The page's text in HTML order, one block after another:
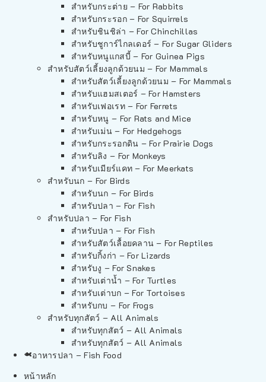
สำหรับกระต่าย – For Rabbits
สำหรับกระรอก – For Squirrels
สำหรับชินชิล่า – For Chinchillas
สำหรับชูการ์ไกลเดอร์ – For Sugar Gliders
สำหรับหนูแกสบี้ – For Guinea Pigs
สำหรับสัตว์เลี้ยงลูกด้วยนม – For Mammals
สำหรับสัตว์เลี้ยงลูกด้วยนม – For Mammals
สำหรับแฮมสเตอร์ – For Hamsters
สำหรับเฟอเรท – For Ferrets
สำหรับหนู – For Rats and Mice
สำหรับเม่น – For Hedgehogs
สำหรับกระรอกดิน – For Prairie Dogs
สำหรับลิง – For Monkeys
สำหรับเมียร์แคท – For Meerkats
สำหรับนก – For Birds
สำหรับนก – For Birds
สำหรับปลา – For Fish
สำหรับปลา – For Fish
สำหรับปลา – For Fish
สำหรับสัตว์เลื้อยคลาน – For Reptiles
สำหรับกิ้งก่า – For Lizards
สำหรับงู – For Snakes
สำหรับเต่าน้ำ – For Turtles
สำหรับเต่าบก – For Tortoises
สำหรับกบ – For Frogs
สำหรับทุกสัตว์ – All Animals
สำหรับทุกสัตว์ – All Animals
สำหรับทุกสัตว์ – All Animals
อาหารปลา – Fish Food
หน้าหลัก